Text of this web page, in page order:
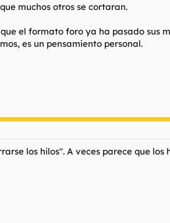
muchos otros se cortaran.
el formato foro ya ha pasado sus
es un pensamiento personal.
los hilos". A veces parece que